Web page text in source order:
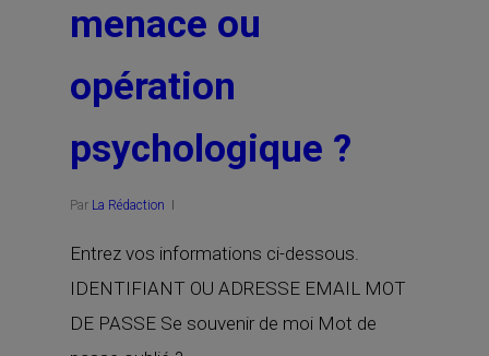
menace ou
opération
psychologique ?
Par La Rédaction
Entrez vos informations ci-dessous.
IDENTIFIANT OU ADRESSE EMAIL MOT
DE PASSE Se souvenir de moi Mot de